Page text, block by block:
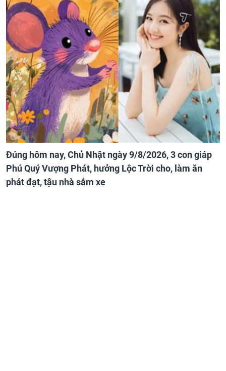
Đúng hôm nay, Chủ Nhật ngày 9/8/2026, 3 con giáp
Phú Quý Vượng Phát, hưởng Lộc Trời cho, làm ăn
phát đạt, tậu nhà sắm xe